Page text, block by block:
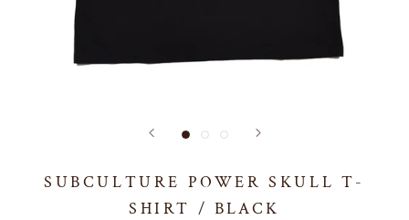
SUBCULTURE POWER SKULL T-
SHIRT / BLACK